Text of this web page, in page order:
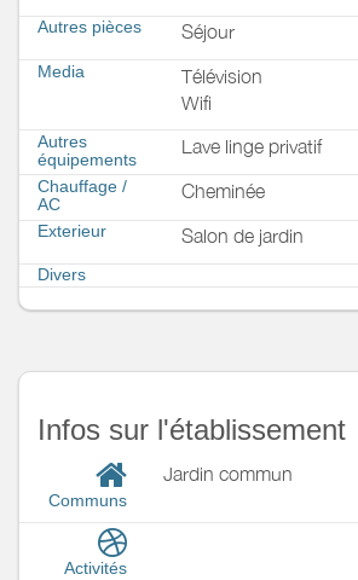
Autres pièces Séjour
Media
Télévision
Wifi
Autres
équipements
Lave linge privatif
Chauffage /
AC
Cheminée
Exterieur Salon de jardin
Divers
Infos sur l'établissement
Communs
Jardin commun
Activités